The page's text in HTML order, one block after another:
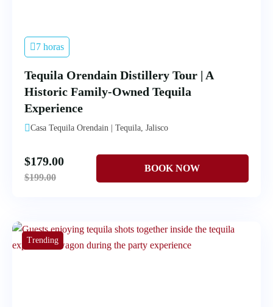
7 horas
Tequila Orendain Distillery Tour | A
Historic Family-Owned Tequila
Experience
Casa Tequila Orendain | Tequila, Jalisco
$179.00
$199.00
Trending